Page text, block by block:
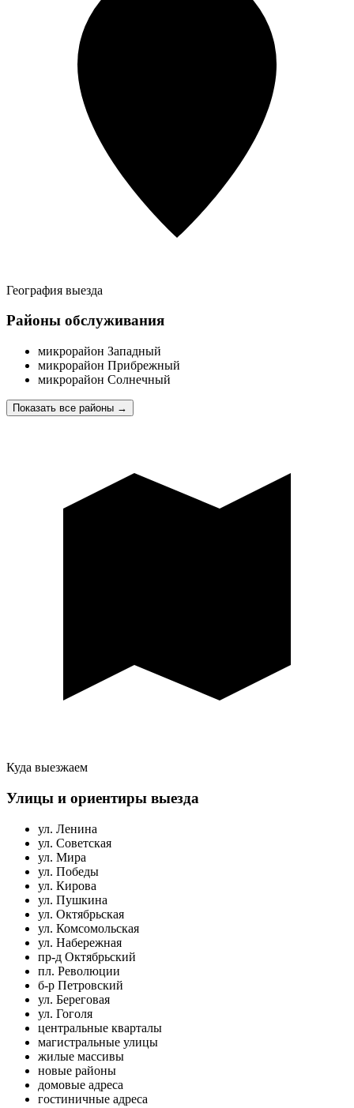
География выезда
Районы обслуживания
микрорайон Западный
микрорайон Прибрежный
микрорайон Солнечный
Показать все районы →
Куда выезжаем
Улицы и ориентиры выезда
ул. Ленина
ул. Советская
ул. Мира
ул. Победы
ул. Кирова
ул. Пушкина
ул. Октябрьская
ул. Комсомольская
ул. Набережная
пр-д Октябрьский
пл. Революции
б-р Петровский
ул. Береговая
ул. Гоголя
центральные кварталы
магистральные улицы
жилые массивы
новые районы
домовые адреса
гостиничные адреса